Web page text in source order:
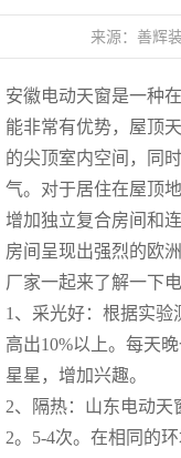
来源：善辉
安徽电动天窗是一种
能非常有优势，屋顶
的尖顶室内空间，同
气。对于居住在屋顶
增加独立复合房间和
房间呈现出强烈的欧
厂家一起来了解一下
1、采光好：根据实验
高出10%以上。每天
星星，增加兴趣。
2、隔热：山东电动
2。5-4次。在相同的